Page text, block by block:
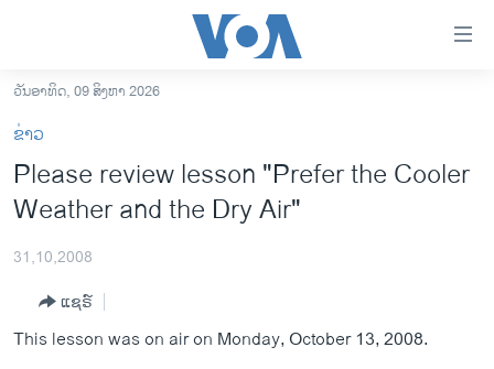
ເຂົ້າ
ຫາ
ຂ້າມ
ຂ້າມ
ຫາ
ອາເມຣິກາ
ຂ່າວ​ຈີນ
ໂລກ
ເອເຊຍ
ວັນອາທິດ, 09 ສິງຫາ 2026
ຂ່າວ
Please review lesson "Prefer the Cooler
Weather and the Dry Air"
31,10,2008
ແຊຣ໌
This lesson was on air on Monday, October 13, 2008.